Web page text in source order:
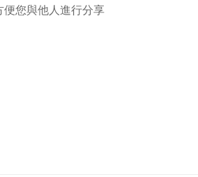
便您與他人進行分享